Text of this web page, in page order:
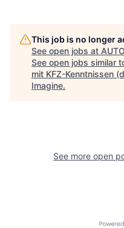
This job is no longer
See open jobs at
See open jobs similar
mit KFZ-Kenntnissen
Imagine.
See more open